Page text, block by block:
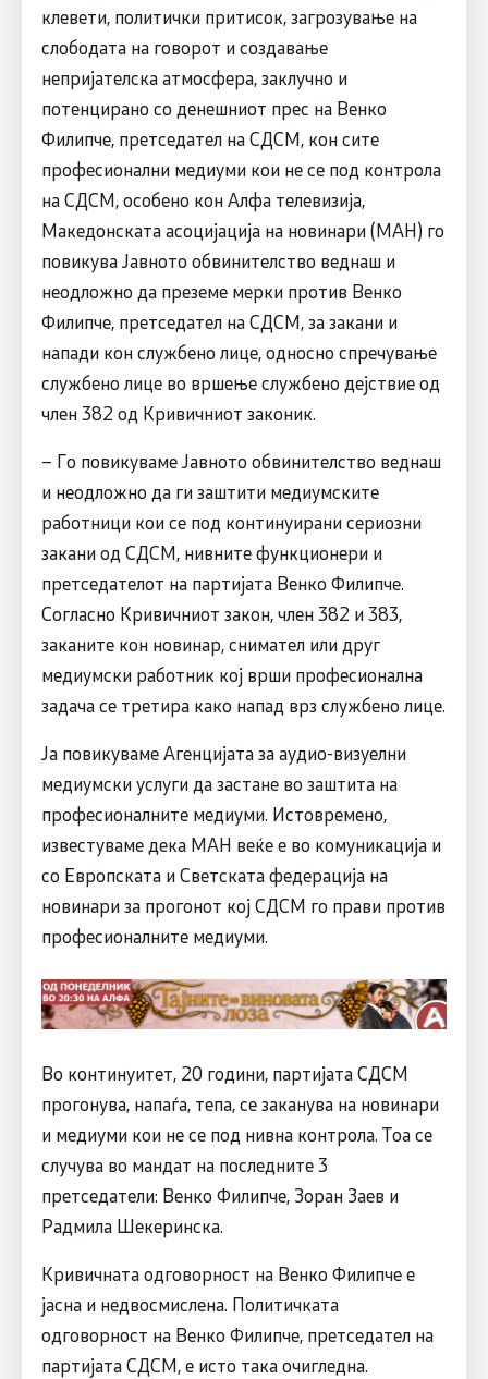
клевети, политички притисок, загрозување на
слободата на говорот и создавање
непријателска атмосфера, заклучно и
потенцирано со денешниот прес на Венко
Филипче, претседател на СДСМ, кон сите
професионални медиуми кои не се под контрола
на СДСМ, особено кон Алфа телевизија,
Македонската асоцијација на новинари (МАН) го
повикува Јавното обвинителство веднаш и
неодложно да преземе мерки против Венко
Филипче, претседател на СДСМ, за закани и
напади кон службено лице, односно спречување
службено лице во вршење службено дејствие од
член 382 од Кривичниот законик.
– Го повикуваме Јавното обвинителство веднаш
и неодложно да ги заштити медиумските
работници кои се под континуирани сериозни
закани од СДСМ, нивните функционери и
претседателот на партијата Венко Филипче.
Согласно Кривичниот закон, член 382 и 383,
заканите кон новинар, снимател или друг
медиумски работник кој врши професионална
задача се третира како напад врз службено лице.
Ја повикуваме Агенцијата за аудио-визуелни
медиумски услуги да застане во заштита на
професионалните медиуми. Истовремено,
известуваме дека МАН веќе е во комуникација и
со Европската и Светската федерација на
новинари за прогонот кој СДСМ го прави против
професионалните медиуми.
Во континуитет, 20 години, партијата СДСМ
прогонува, напаѓа, тепа, се заканува на новинари
и медиуми кои не се под нивна контрола. Тоа се
случува во мандат на последните 3
претседатели: Венко Филипче, Зоран Заев и
Радмила Шекеринска.
Кривичната одговорност на Венко Филипче е
јасна и недвосмислена. Политичката
одговорност на Венко Филипче, претседател на
партијата СДСМ, е исто така очигледна.